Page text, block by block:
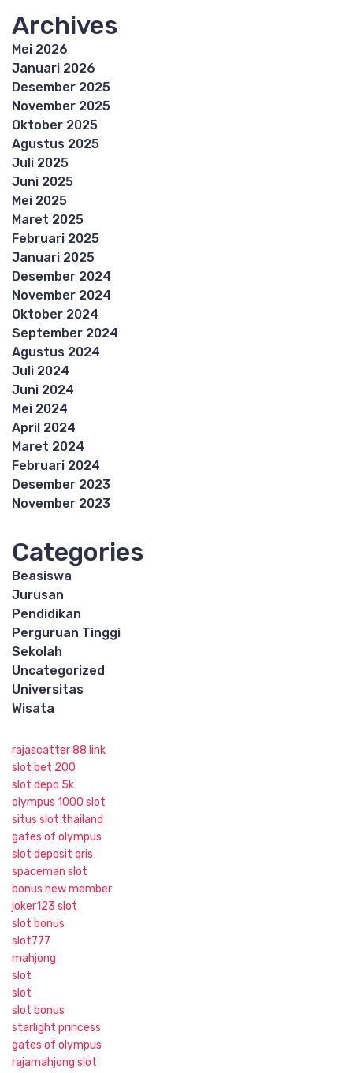
Archives
Mei 2026
Januari 2026
Desember 2025
November 2025
Oktober 2025
Agustus 2025
Juli 2025
Juni 2025
Mei 2025
Maret 2025
Februari 2025
Januari 2025
Desember 2024
November 2024
Oktober 2024
September 2024
Agustus 2024
Juli 2024
Juni 2024
Mei 2024
April 2024
Maret 2024
Februari 2024
Desember 2023
November 2023
Categories
Beasiswa
Jurusan
Pendidikan
Perguruan Tinggi
Sekolah
Uncategorized
Universitas
Wisata
rajascatter 88 link
slot bet 200
slot depo 5k
olympus 1000 slot
situs slot thailand
gates of olympus
slot deposit qris
spaceman slot
bonus new member
joker123 slot
slot bonus
slot777
mahjong
slot
slot
slot bonus
starlight princess
gates of olympus
rajamahjong slot